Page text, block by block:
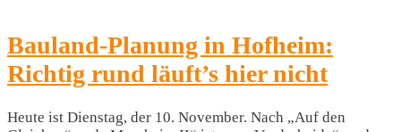
Bauland-Planung in Hofheim:
Richtig rund läuft’s hier nicht
Heute ist Dienstag, der 10. November. Nach „Auf den